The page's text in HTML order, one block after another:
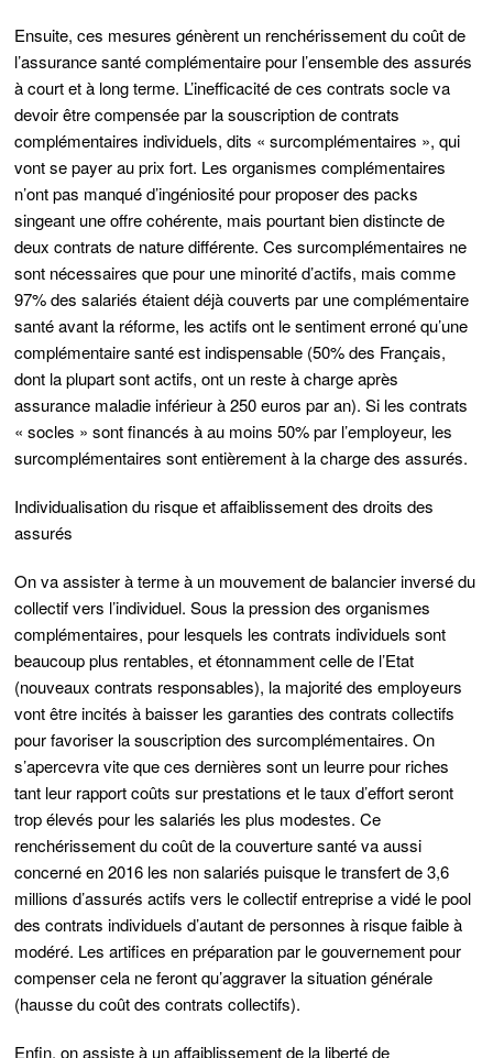
Ensuite, ces mesures génèrent un renchérissement du coût de
l’assurance santé complémentaire pour l’ensemble des assurés
à court et à long terme. L’inefficacité de ces contrats socle va
devoir être compensée par la souscription de contrats
complémentaires individuels, dits « surcomplémentaires », qui
vont se payer au prix fort. Les organismes complémentaires
n’ont pas manqué d’ingéniosité pour proposer des packs
singeant une offre cohérente, mais pourtant bien distincte de
deux contrats de nature différente. Ces surcomplémentaires ne
sont nécessaires que pour une minorité d’actifs, mais comme
97% des salariés étaient déjà couverts par une complémentaire
santé avant la réforme, les actifs ont le sentiment erroné qu’une
complémentaire santé est indispensable (50% des Français,
dont la plupart sont actifs, ont un reste à charge après
assurance maladie inférieur à 250 euros par an). Si les contrats
« socles » sont financés à au moins 50% par l’employeur, les
surcomplémentaires sont entièrement à la charge des assurés.
Individualisation du risque et affaiblissement des droits des
assurés
On va assister à terme à un mouvement de balancier inversé du
collectif vers l’individuel. Sous la pression des organismes
complémentaires, pour lesquels les contrats individuels sont
beaucoup plus rentables, et étonnamment celle de l’Etat
(nouveaux contrats responsables), la majorité des employeurs
vont être incités à baisser les garanties des contrats collectifs
pour favoriser la souscription des surcomplémentaires. On
s’apercevra vite que ces dernières sont un leurre pour riches
tant leur rapport coûts sur prestations et le taux d’effort seront
trop élevés pour les salariés les plus modestes. Ce
renchérissement du coût de la couverture santé va aussi
concerné en 2016 les non salariés puisque le transfert de 3,6
millions d’assurés actifs vers le collectif entreprise a vidé le pool
des contrats individuels d’autant de personnes à risque faible à
modéré. Les artifices en préparation par le gouvernement pour
compenser cela ne feront qu’aggraver la situation générale
(hausse du coût des contrats collectifs).
Enfin, on assiste à un affaiblissement de la liberté de